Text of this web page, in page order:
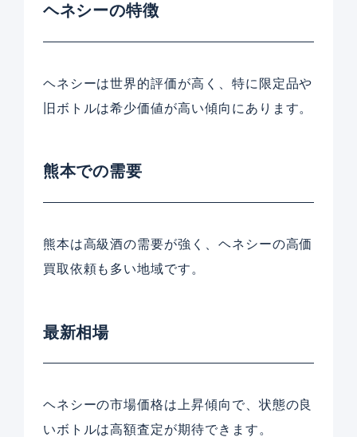
ヘネシーの特徴
ヘネシーは世界的評価が高く、特に限定品や
旧ボトルは希少価値が高い傾向にあります。
熊本での需要
熊本は高級酒の需要が強く、ヘネシーの高価
買取依頼も多い地域です。
最新相場
ヘネシーの市場価格は上昇傾向で、状態の良
いボトルは高額査定が期待できます。